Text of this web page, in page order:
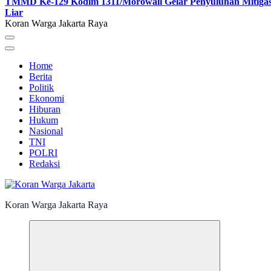
Liar
Koran Warga Jakarta Raya
Home
Berita
Politik
Ekonomi
Hiburan
Hukum
Nasional
TNI
POLRI
Redaksi
Koran Warga Jakarta Raya